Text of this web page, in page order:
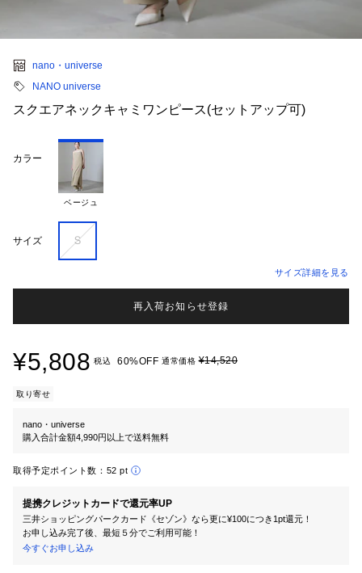
nano・universe
NANO universe
スクエアネックキャミワンピース(セットアップ可)
カラー
ベージュ
サイズ Ｓ
サイズ詳細を見る
再入荷お知らせ登録
¥5,808 税込 60%OFF 通常価格¥14,520
取り寄せ
nano・universe
購入合計金額4,990円以上で送料無料
取得予定ポイント数： 52 pt
提携クレジットカードで還元率UP
三井ショッピングパークカード《セゾン》なら更に¥100につき1pt還元！
お申し込み完了後、最短５分でご利用可能！
今すぐお申し込み